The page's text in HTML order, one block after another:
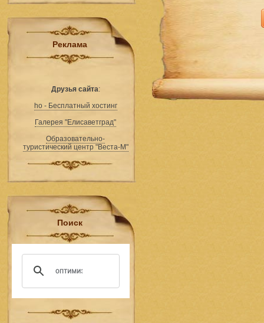
Реклама
Друзья сайта:
ho - Бесплатный хостинг
Галерея "Елисаветград"
Образовательно-
туристический центр "Веста-М"
Поиск